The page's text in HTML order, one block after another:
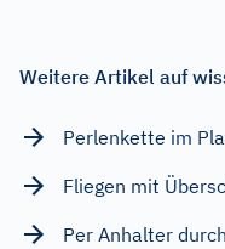
Weitere Artikel auf
Perlenkette im
Fliegen mit
Per Anhalter